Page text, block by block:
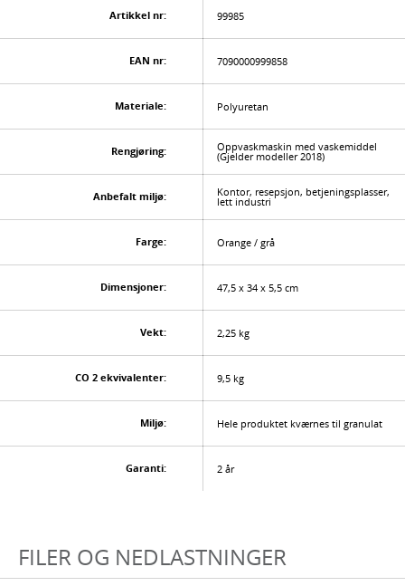
Artikkel nr: 99985
EAN nr: 7090000999858
Materiale: Polyuretan
Rengjøring: Oppvaskmaskin med vaskemiddel
(Gjelder modeller 2018)
Anbefalt miljø: Kontor, resepsjon, betjeningsplasser,
lett industri
Farge: Orange / grå
Dimensjoner: 47,5 x 34 x 5,5 cm
Vekt: 2,25 kg
CO 2 ekvivalenter: 9,5 kg
Miljø: Hele produktet kværnes til granulat
Garanti: 2 år
FILER OG NEDLASTNINGER